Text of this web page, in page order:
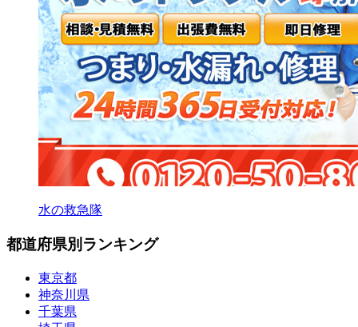
水の救急隊
都道府県別ランキング
東京都
神奈川県
千葉県